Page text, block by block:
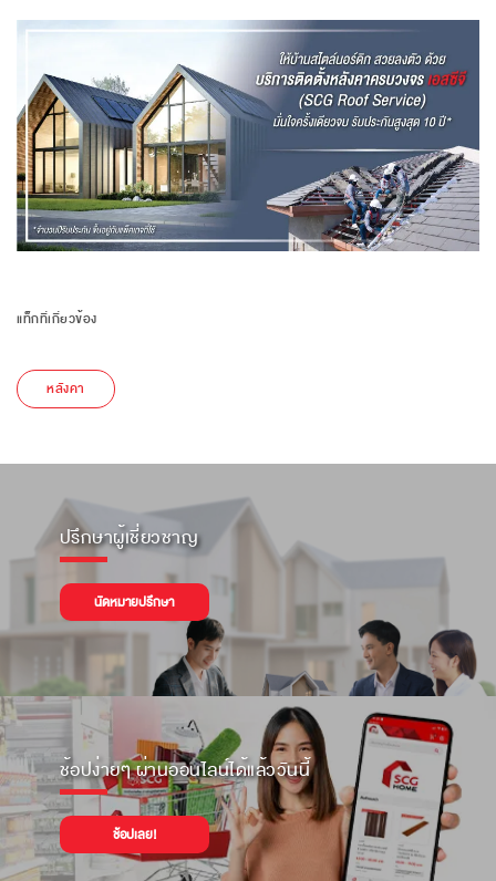
แท็กที่เกี่ยวข้อง
หลังคา
ปรึกษาผู้เชี่ยวชาญ
นัดหมายปรึกษา
ช้อปง่ายๆ ผ่านออนไลน์ได้แล้ววันนี้
ช้อปเลย!